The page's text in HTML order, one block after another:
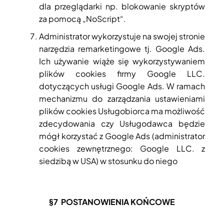
dla przeglądarki np. blokowanie skryptów
za pomocą „NoScript“.
Administrator wykorzystuje na swojej stronie
narzędzia remarketingowe tj. Google Ads.
Ich używanie wiąże się wykorzystywaniem
plików cookies firmy Google LLC.
dotyczących usługi Google Ads. W ramach
mechanizmu do zarządzania ustawieniami
plików cookies Usługobiorca ma możliwość
zdecydowania czy Usługodawca będzie
mógł korzystać z Google Ads (administrator
cookies zewnętrznego: Google LLC. z
siedzibą w USA) w stosunku do niego
§7 POSTANOWIENIA KOŃCOWE